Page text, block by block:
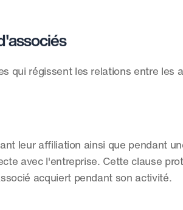
qui régissent les relations entre les
leur affiliation ainsi que pendant
avec l'entreprise. Cette clause
acquiert pendant son activité.